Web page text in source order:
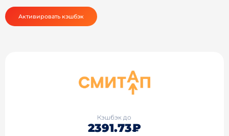
Активировать кэшбэк
Кэшбэк до
2391.73₽